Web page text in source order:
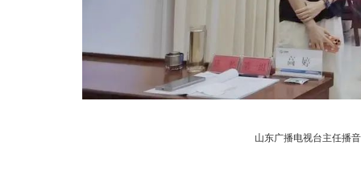
山东广播电视台主任播